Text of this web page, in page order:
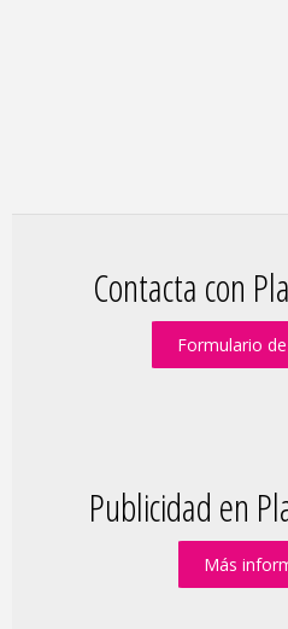
Contacta con
Formulario
Publicidad en
Más